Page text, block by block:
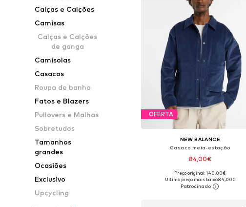
Calças e Calções
Camisas
Calças e Calções
de ganga
Camisolas
Casacos
Roupa de banho
Fatos e Blazers
Pullovers e Malhas
Sobretudos
Tamanhos
grandes
Ocasiões
Exclusivo
Upcycling
OFERTA
NEW BALANCE
Casaco meia-estação
84,00€
Tamanhos disponíveis: XS, S, M, L, XL
Adicionar ao cesto
Preço original: 140,00€
Último preço mais baixo:84,00€